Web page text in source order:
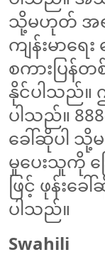
သို့မဟုတ် အရ
ကျန်းမာရေ
စကားပြ
နိုင်ပါသည်
ပါသည်။
ခေါ်ဆိုပါ
မှုပေးသူကို ပ
ဖြင့် ဖုန်းခ
ပါသည်။
Swahili